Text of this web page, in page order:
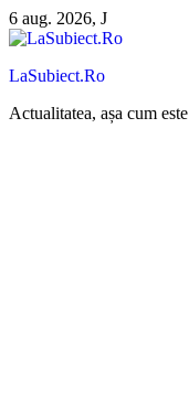
Sari
la
6 aug. 2026, J
LaSubiect.Ro
Actualitatea, așa cum este